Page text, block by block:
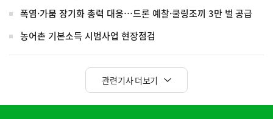
폭염·가뭄 장기화 총력 대응…드론 예찰·쿨링조끼 3만 벌 공급
농어촌 기본소득 시범사업 현장점검
관련기사 더보기